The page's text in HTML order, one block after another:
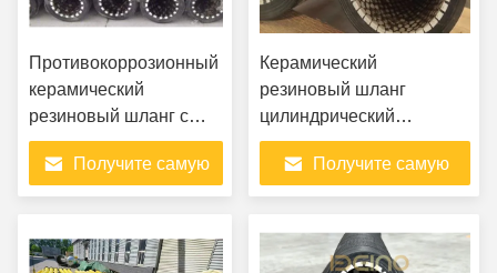
Противокоррозионный
керамический
резиновый шланг с
многослойным шнуром
Получите самую
Керамический
резиновый шланг
цилиндрический
сертификат ISO легко
сгибаетсяПолучите самую